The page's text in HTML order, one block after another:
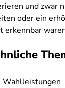
und zwar
oder ein
erkennbar
Wahlleistungen